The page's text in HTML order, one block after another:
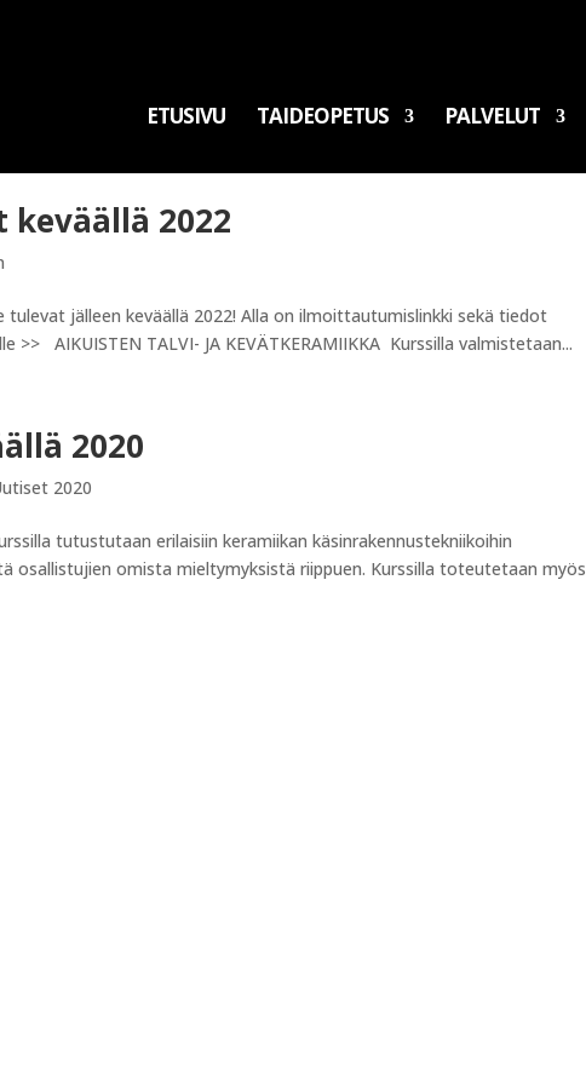
ETUSIVU TAIDEOPETUS PALVELUT
2022
tulevat jälleen keväällä 2022! Alla on ilmoittautumislinkki sekä tiedot
AIKUISTEN TALVI- JA KEVÄTKERAMIIKKA Kurssilla valmistetaan...
2020
2020
tutustutaan erilaisiin keramiikan käsinrakennustekniikoihin
osallistujien omista mieltymyksistä riippuen. Kurssilla toteutetaan myös